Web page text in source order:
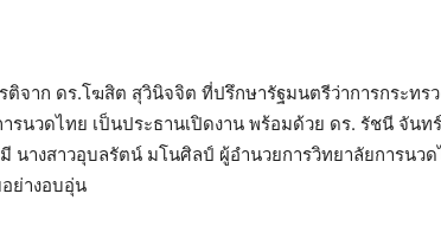
ติจาก ดร.โฆสิต สุวินิจจิต ที่ปรึกษารัฐมนตรีว่าการกระทร
รนวดไทย เป็นประธานเปิดงาน พร้อมด้วย ดร. รัชนี จัน
นางสาวอุบลรัตน์ มโนศิลป์ ผู้อำนวยการวิทยาลัยการนว
ย่างอบอุ่น